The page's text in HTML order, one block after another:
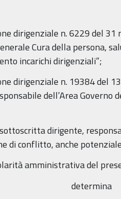
dirigenziale n. 6229 del 31
Cura della persona,
incarichi dirigenziali”;
dirigenziale n. 19384 del
dell’Area Governo
dirigente,
di conflitto, anche
amministrativa del
determina